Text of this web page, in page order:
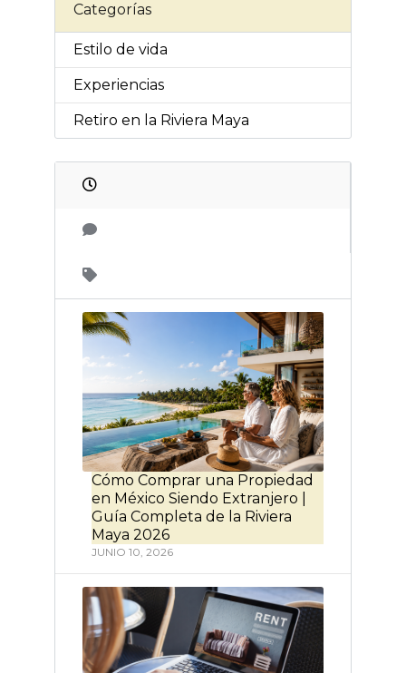
Categorías
Estilo de vida
Experiencias
Retiro en la Riviera Maya
Cómo Comprar una Propiedad
en México Siendo Extranjero |
Guía Completa de la Riviera
Maya 2026
JUNIO 10, 2026